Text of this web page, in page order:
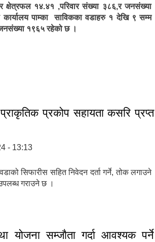
क्षेत्रफल १४.४१ ,परिवार संख्या ३८६,र जनसंख्या
पाम्का साविकका वडाहरु १ देखि ९ सम्म
१९६५ रहेको छ ।
प्रकोप सहायता कसरि प्रप्त
- 13:13
सिफारीस सहित निवेदन दर्ता गर्ने, तोक लगाउने
गराउने छ ।
योजना सम्जाैता गर्दा आवश्यक पर्ने